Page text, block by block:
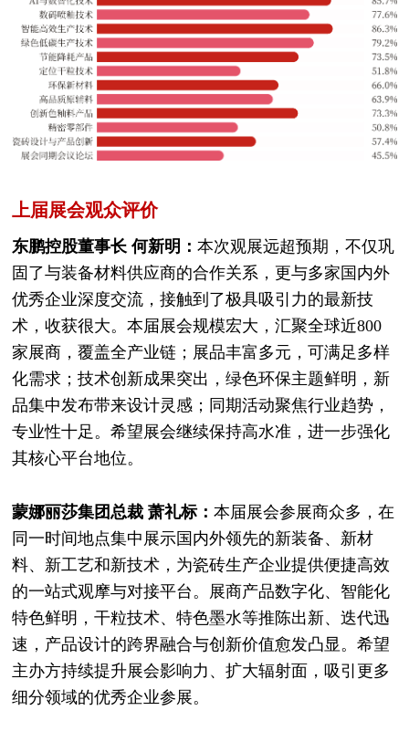
上届展会观众评价
东鹏控股董事长 何新明：本次观展远超预期，不仅巩
固了与装备材料供应商的合作关系，更与多家国内外
优秀企业深度交流，接触到了极具吸引力的最新技
术，收获很大。本届展会规模宏大，汇聚全球近800
家展商，覆盖全产业链；展品丰富多元，可满足多样
化需求；技术创新成果突出，绿色环保主题鲜明，新
品集中发布带来设计灵感；同期活动聚焦行业趋势，
专业性十足。希望展会继续保持高水准，进一步强化
其核心平台地位。
蒙娜丽莎集团总裁 萧礼标：本届展会参展商众多，在
同一时间地点集中展示国内外领先的新装备、新材
料、新工艺和新技术，为瓷砖生产企业提供便捷高效
的一站式观摩与对接平台。展商产品数字化、智能化
特色鲜明，干粒技术、特色墨水等推陈出新、迭代迅
速，产品设计的跨界融合与创新价值愈发凸显。希望
主办方持续提升展会影响力、扩大辐射面，吸引更多
细分领域的优秀企业参展。